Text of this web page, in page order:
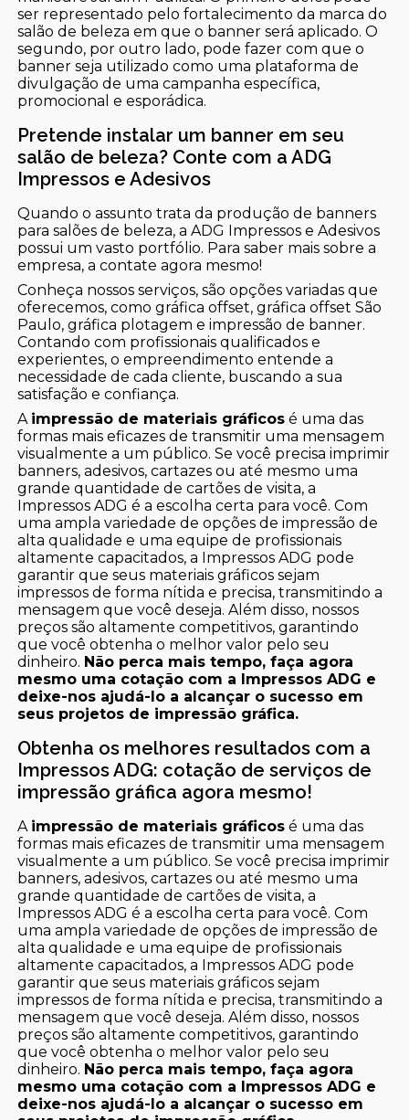
ser representado pelo fortalecimento da marca do
salão de beleza em que o banner será aplicado. O
segundo, por outro lado, pode fazer com que o
banner seja utilizado como uma plataforma de
divulgação de uma campanha específica,
promocional e esporádica.
Pretende instalar um banner em seu
salão de beleza? Conte com a ADG
Impressos e Adesivos
Quando o assunto trata da produção de banners
para salões de beleza, a ADG Impressos e Adesivos
possui um vasto portfólio. Para saber mais sobre a
empresa, a contate agora mesmo!
Conheça nossos serviços, são opções variadas que
oferecemos, como gráfica offset, gráfica offset São
Paulo, gráfica plotagem e impressão de banner.
Contando com profissionais qualificados e
experientes, o empreendimento entende a
necessidade de cada cliente, buscando a sua
satisfação e confiança.
A impressão de materiais gráficos é uma das
formas mais eficazes de transmitir uma mensagem
visualmente a um público. Se você precisa imprimir
banners, adesivos, cartazes ou até mesmo uma
grande quantidade de cartões de visita, a
Impressos ADG é a escolha certa para você. Com
uma ampla variedade de opções de impressão de
alta qualidade e uma equipe de profissionais
altamente capacitados, a Impressos ADG pode
garantir que seus materiais gráficos sejam
impressos de forma nítida e precisa, transmitindo a
mensagem que você deseja. Além disso, nossos
preços são altamente competitivos, garantindo
que você obtenha o melhor valor pelo seu
dinheiro. Não perca mais tempo, faça agora
mesmo uma cotação com a Impressos ADG e
deixe-nos ajudá-lo a alcançar o sucesso em
seus projetos de impressão gráfica.
Obtenha os melhores resultados com a
Impressos ADG: cotação de serviços de
impressão gráfica agora mesmo!
A impressão de materiais gráficos é uma das
formas mais eficazes de transmitir uma mensagem
visualmente a um público. Se você precisa imprimir
banners, adesivos, cartazes ou até mesmo uma
grande quantidade de cartões de visita, a
Impressos ADG é a escolha certa para você. Com
uma ampla variedade de opções de impressão de
alta qualidade e uma equipe de profissionais
altamente capacitados, a Impressos ADG pode
garantir que seus materiais gráficos sejam
impressos de forma nítida e precisa, transmitindo a
mensagem que você deseja. Além disso, nossos
preços são altamente competitivos, garantindo
que você obtenha o melhor valor pelo seu
dinheiro. Não perca mais tempo, faça agora
mesmo uma cotação com a Impressos ADG e
deixe-nos ajudá-lo a alcançar o sucesso em